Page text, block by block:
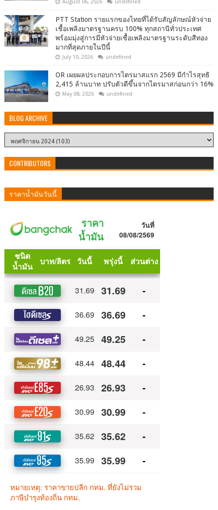
August 06, 2026 undefined
PTT Station รายแรกของไทยที่ได้รับสัญลักษณ์หัวจ่าย
เชื้อเพลิงมาตรฐานครบ 100% ทุกสถานีทั่วประเทศ
พร้อมมุ่งสู่การมีหัวจ่ายเชื้อเพลิงมาตรฐานระดับสีทอง
มากที่สุดภายในปีนี้
July 10, 2026 undefined
OR เผยผลประกอบการไตรมาสแรก 2569 มีกำไรสุทธิ
2,415 ล้านบาท ปรับตัวดีขึ้นจากไตรมาสก่อนกว่า 16%
May 08, 2026 undefined
BLOG ARCHIVE
CONTRIBUTORS
ราคาน้ำมันวันนี้